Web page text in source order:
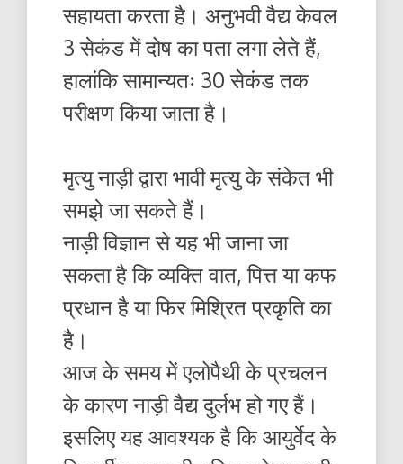
सहायता करता है। अनुभवी वैद्य केवल
3 सेकंड में दोष का पता लगा लेते हैं,
हालांकि सामान्यतः 30 सेकंड तक
परीक्षण किया जाता है।
मृत्यु नाड़ी द्वारा भावी मृत्यु के संकेत भी
समझे जा सकते हैं।
नाड़ी विज्ञान से यह भी जाना जा
सकता है कि व्यक्ति वात, पित्त या कफ
प्रधान है या फिर मिश्रित प्रकृति का
है।
आज के समय में एलोपैथी के प्रचलन
के कारण नाड़ी वैद्य दुर्लभ हो गए हैं।
इसलिए यह आवश्यक है कि आयुर्वेद के